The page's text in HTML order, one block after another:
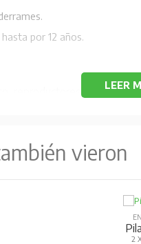
por 12 años.
reproductores MP3,LEER
vieron
2